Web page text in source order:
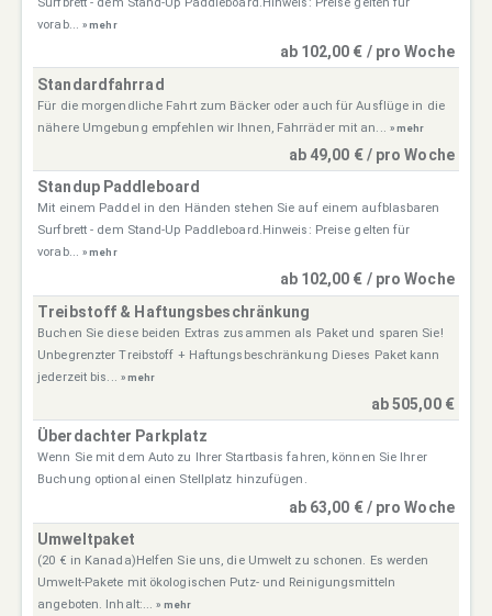
vorab...» mehr
ab 102,00 € / pro Woche
Standardfahrrad
Für die morgendliche Fahrt zum Bäcker oder auch für Ausflüge in die
nähere Umgebung empfehlen wir Ihnen, Fahrräder mit an... » mehr
ab 49,00 € / pro Woche
Standup Paddleboard
Mit einem Paddel in den Händen stehen Sie auf einem aufblasbaren
Surfbrett - dem Stand-Up Paddleboard.Hinweis: Preise gelten für
vorab...» mehr
ab 102,00 € / pro Woche
Treibstoff & Haftungsbeschränkung
Buchen Sie diese beiden Extras zusammen als Paket und sparen Sie!
Unbegrenzter Treibstoff + Haftungsbeschränkung Dieses Paket kann
jederzeit bis... » mehr
ab 505,00 €
Überdachter Parkplatz
Wenn Sie mit dem Auto zu Ihrer Startbasis fahren, können Sie Ihrer
Buchung optional einen Stellplatz hinzufügen.
ab 63,00 € / pro Woche
Umweltpaket
(20 € in Kanada)Helfen Sie uns, die Umwelt zu schonen. Es werden
Umwelt-Pakete mit ökologischen Putz- und Reinigungsmitteln
angeboten. Inhalt:...» mehr